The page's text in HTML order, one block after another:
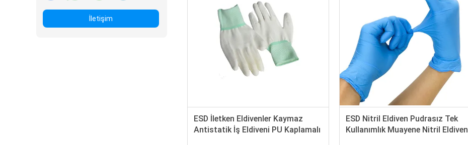
İletişim
ESD İletken Eldivenler Kaymaz
Antistatik İş Eldiveni PU Kaplamalı
ESD Nitril Eldiven Pudrasız Tek
Kullanımlık Muayene Nitril Eldiven